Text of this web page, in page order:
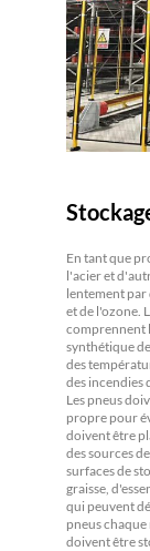
En tant que
l'acier et
lentement par
et de l'ozone.
comprennent
synthétique
des
des incendies
Les pneus
propre pour
doivent être
des sources
surfaces de
graisse,
qui peuvent
pneus chaque
doivent être